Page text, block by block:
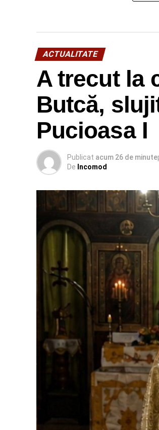
ACTUALITATE
A trecut la
Butcă,
Pucioasa I
Publicat acum 26 de minute
De Incomod